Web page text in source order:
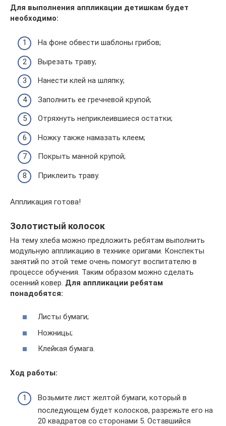
Для выполнения аппликации детишкам будет
необходимо:
На фоне обвести шаблоны грибов;
Вырезать траву;
Нанести клей на шляпку;
Заполнить ее гречневой крупой;
Отряхнуть неприклеившиеся остатки;
Ножку также намазать клеем;
Покрыть манной крупой;
Приклеить траву.
Аппликация готова!
Золотистый колосок
На тему хлеба можно предложить ребятам выполнить
модульную аппликацию в технике оригами. Конспекты
занятий по этой теме очень помогут воспитателю в
процессе обучения. Таким образом можно сделать
осенний ковер. Для аппликации ребятам
понадобятся:
Листы бумаги;
Ножницы;
Клейкая бумага.
Ход работы:
Возьмите лист желтой бумаги, который в
последующем будет колосков, разрежьте его на
20 квадратов со сторонами 5. Оставшийся